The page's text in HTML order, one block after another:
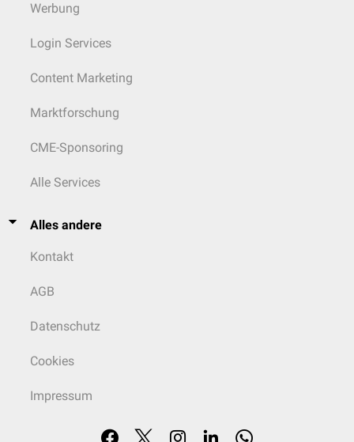
Werbung
Login Services
Content Marketing
Marktforschung
CME-Sponsoring
Alle Services
Alles andere
Kontakt
AGB
Datenschutz
Cookies
Impressum